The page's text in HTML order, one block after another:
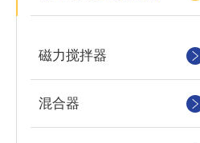
磁力搅拌器
混合器